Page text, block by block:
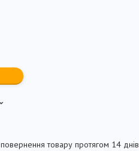
повернення товару протягом 14 днів